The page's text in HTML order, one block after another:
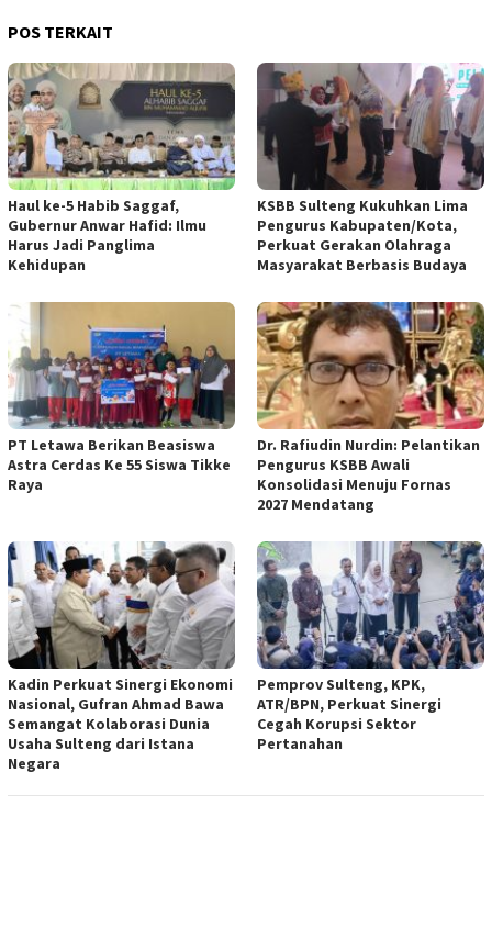
POS TERKAIT
Haul ke-5 Habib Saggaf,
Gubernur Anwar Hafid: Ilmu
Harus Jadi Panglima
Kehidupan
KSBB Sulteng Kukuhkan Lima
Pengurus Kabupaten/Kota,
Perkuat Gerakan Olahraga
Masyarakat Berbasis Budaya
PT Letawa Berikan Beasiswa
Astra Cerdas Ke 55 Siswa Tikke
Raya
Dr. Rafiudin Nurdin: Pelantikan
Pengurus KSBB Awali
Konsolidasi Menuju Fornas
2027 Mendatang
Kadin Perkuat Sinergi Ekonomi
Nasional, Gufran Ahmad Bawa
Semangat Kolaborasi Dunia
Usaha Sulteng dari Istana
Negara
Pemprov Sulteng, KPK,
ATR/BPN, Perkuat Sinergi
Cegah Korupsi Sektor
Pertanahan